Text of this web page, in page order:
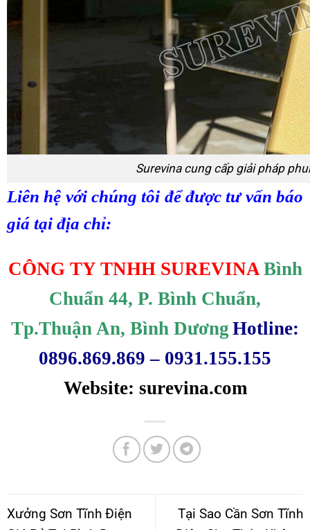
Surevina cung cấp giải pháp
Liên hệ với chúng tôi để được tư vấn báo
giá tại địa chỉ:
CÔNG TY TNHH SUREVINA Bình
Chuẩn 44, P. Bình Chuẩn,
Tp.Thuận An, Bình Dương Hotline:
0896.869.869 – 0931.155.155
Website: surevina.com
Xưởng Sơn Tĩnh Điện
Tại Sao Cần Sơn Tĩnh